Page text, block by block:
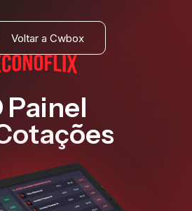
Voltar a Cwbox
Painel